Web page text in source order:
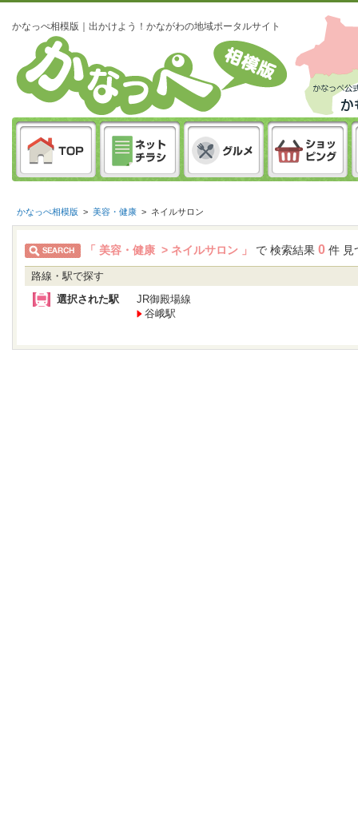
かなっぺ相模版｜出かけよう！かながわの地域ポータルサイト
かなっぺ相模版 > 美容・健康 > ネイルサロン
「 美容・健康 > ネイルサロン 」 で 検索結果 0 件 見
路線・駅で探す
選択された駅
JR御殿場線
谷峨駅